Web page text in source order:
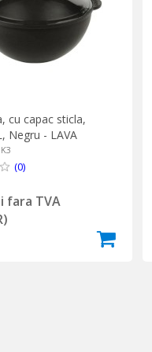
cu capac sticla,
Negru - LAVA
(0)
fara TVA